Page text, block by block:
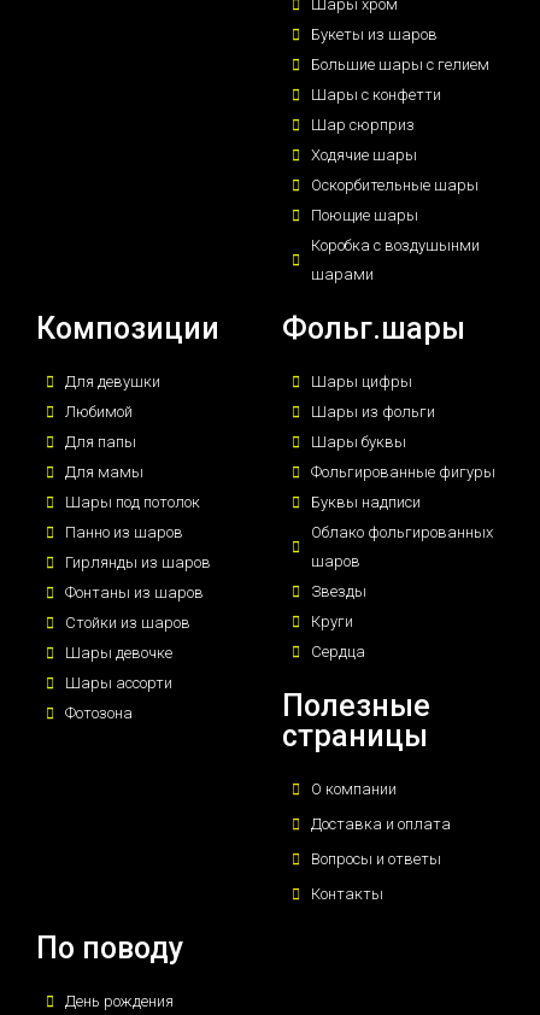
Шары хром
Букеты из шаров
Большие шары с гелием
Шары с конфетти
Шар сюрприз
Ходячие шары
Оскорбительные шары
Поющие шары
Коробка с воздушынми
шарами
Композиции
Для девушки
Любимой
Для папы
Для мамы
Шары под потолок
Панно из шаров
Гирлянды из шаров
Фонтаны из шаров
Стойки из шаров
Шары девочке
Шары ассорти
Фотозона
Фольг.шары
Шары цифры
Шары из фольги
Шары буквы
Фольгированные фигуры
Буквы надписи
Облако фольгированных
шаров
Звезды
Круги
Сердца
Полезные
страницы
О компании
Доставка и оплата
Вопросы и ответы
Контакты
По поводу
День рождения